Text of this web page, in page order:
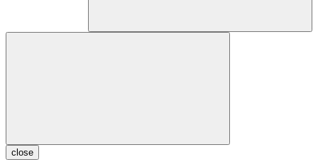
close